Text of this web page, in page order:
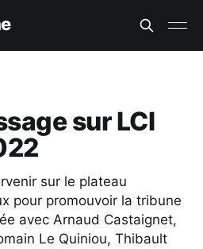
sur LCI
sur le plateau
pour promouvoir la tribune
avec Arnaud Castaignet,
Le Quiniou, Thibault